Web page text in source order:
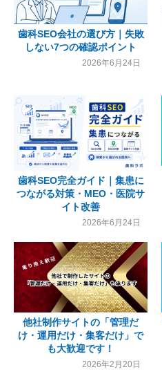
歯科SEO会社の選び方｜失敗
しない7つの確認ポイント
2026年6月24日
歯科SEO完全ガイド｜集患に
つながる対策・MEO・医院サ
イト改善
2026年6月24日
他社制作サイトの「管理だ
け・運用だけ・集客だけ」で
も大歓迎です！
2026年2月20日